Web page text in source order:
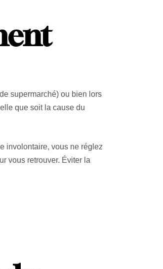
supermarché) ou bien lors
que soit la cause du
involontaire, vous ne réglez
vous retrouver. Éviter la